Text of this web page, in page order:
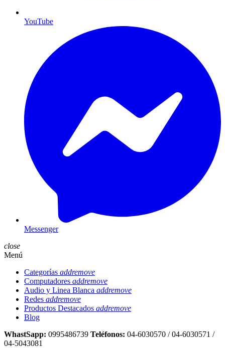
YouTube
Messenger
close
Menú
Categorías addremove
Computadores addremove
Audio y Linea Blanca addremove
Redes addremove
Productos Destacados addremove
Blog
WhastSapp: 0995486739 Teléfonos: 04-6030570 / 04-6030571 /
04-5043081